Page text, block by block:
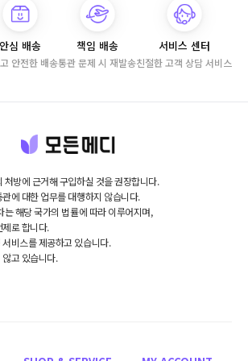
안심 배송
안전한 배송
책임 배송
통관 문제 시 재발송
서비스 센터
친절한 고객 상담 서비스
처방에 근거해 구입하실 것을 권장합니다.
에 대한 업무를 대행하지 않습니다.
는 해당 국가의 법률에 따라 이루어지며,
로 합니다.
비스를 제공하고 있습니다.
고 있습니다.